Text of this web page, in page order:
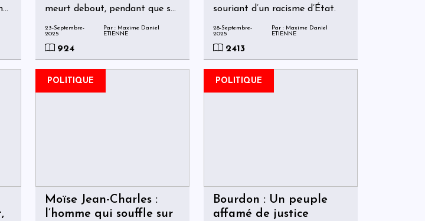
meurt debout, pendant que ses
scrutateurs assis.
23-Septembre-
2025
Par : Maxime Daniel
ETIENNE
924
souriant d’un racisme d’État.
28-Septembre-
2025
Par : Maxime Daniel
ETIENNE
2413
POLITIQUE
Moïse Jean-Charles :
l’homme qui souffle sur
POLITIQUE
Bourdon : Un peuple
affamé de justice